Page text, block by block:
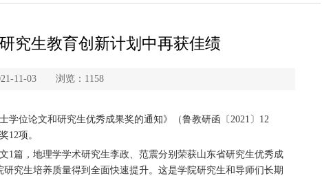
究生教育创新计划中再获佳绩
11-03 浏览： 1158
位论文和研究生优秀成果奖的通知》（鲁教研函〔2021〕12
12项。
，地理学学术研究生李政、范震分别荣获山东省研究生优秀成
究生培养质量得到全面快速提升。这是学院研究生和导师们长期